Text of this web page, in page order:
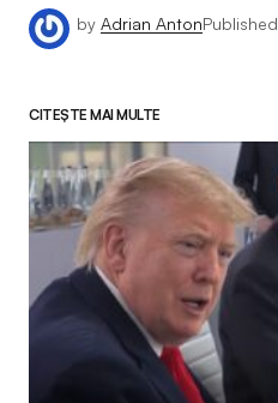
by Adrian AntonPublished
CITEȘTE MAI MULTE